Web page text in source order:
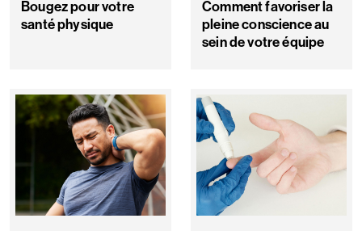
Bougez pour votre
santé physique
Comment favoriser la
pleine conscience au
sein de votre équipe